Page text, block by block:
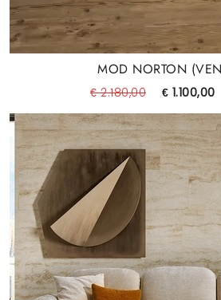
MOD NORTON
€ 2.180,00 € 1.100,00